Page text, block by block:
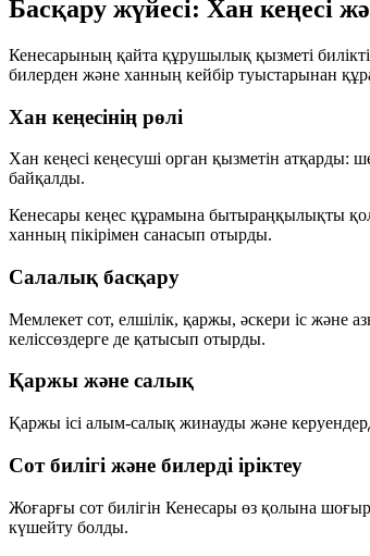
Басқару жүйесі: Хан кеңесі
Кенесарының қайта құрушылық қызметі
билерден және ханның кейбір туыстарынан
Хан кеңесінің рөлі
Хан кеңесі кеңесуші орган қызметін
байқалды.
Кенесары кеңес құрамына бытыраңқылықты
ханның пікірімен санасып отырды.
Салалық басқару
Мемлекет сот, елшілік, қаржы, әскери іс және
келіссөздерге де қатысып отырды.
Қаржы және салық
Қаржы ісі алым-салық жинауды және
Сот билігі және билерді іріктеу
Жоғарғы сот билігін Кенесары өз қолына
күшейту болды.